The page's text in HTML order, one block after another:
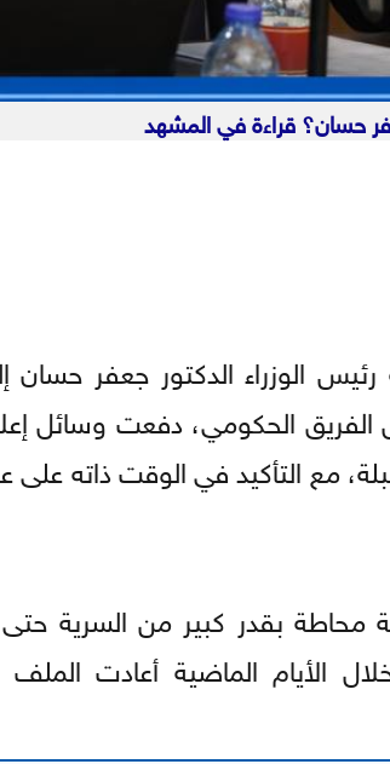
حسان؟ قراءة في المشهد
الوزراء الدكتور جعفر حسان
الحكومي، دفعت وسائل
مع التأكيد في الوقت ذاته
محاطة بقدر كبير من السرية
الأيام الماضية أعادت الملف